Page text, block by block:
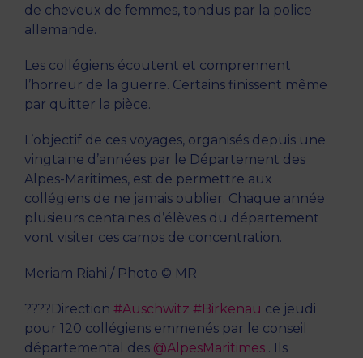
de cheveux de femmes, tondus par la police
allemande.
Les collégiens écoutent et comprennent
l’horreur de la guerre. Certains finissent même
par quitter la pièce.
L’objectif de ces voyages, organisés depuis une
vingtaine d’années par le Département des
Alpes-Maritimes, est de permettre aux
collégiens de ne jamais oublier. Chaque année
plusieurs centaines d’élèves du département
vont visiter ces camps de concentration.
Meriam Riahi / Photo © MR
????Direction #Auschwitz #Birkenau ce jeudi
pour 120 collégiens emmenés par le conseil
départemental des @AlpesMaritimes . Ils